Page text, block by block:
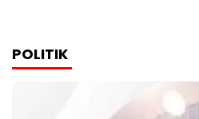
POLITIK